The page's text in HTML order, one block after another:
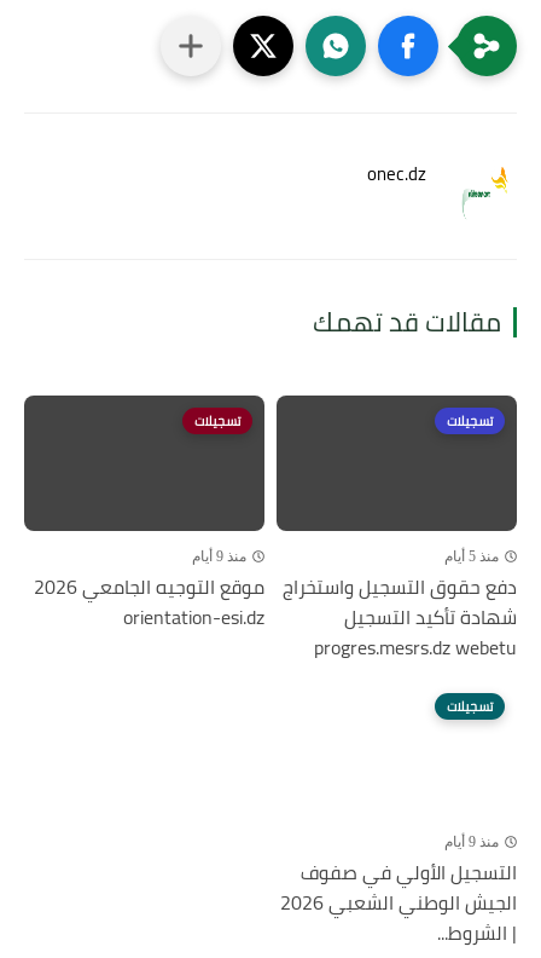
onec.dz
مقالات قد تهمك
تسجيلات
منذ 5 أيام
دفع حقوق التسجيل واستخراج
شهادة تأكيد التسجيل
progres.mesrs.dz webetu
تسجيلات
منذ 9 أيام
موقع التوجيه الجامعي 2026
orientation-esi.dz
تسجيلات
منذ 9 أيام
التسجيل الأولي في صفوف
الجيش الوطني الشعبي 2026
| الشروط...